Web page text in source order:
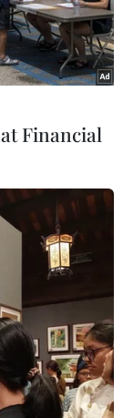
trung Bolivia
dài. (Nguồn:
(WMO)
có thể sẽ
Financial